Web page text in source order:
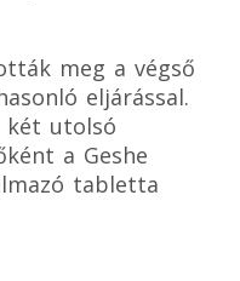
meg a végső
eljárással.
két utolsó
a Geshe
tabletta